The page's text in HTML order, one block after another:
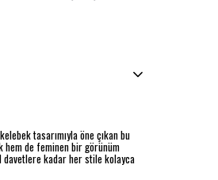
tasarımıyla öne çıkan bu
hem de feminen bir görünüm
davetlere kadar her stile kolayca